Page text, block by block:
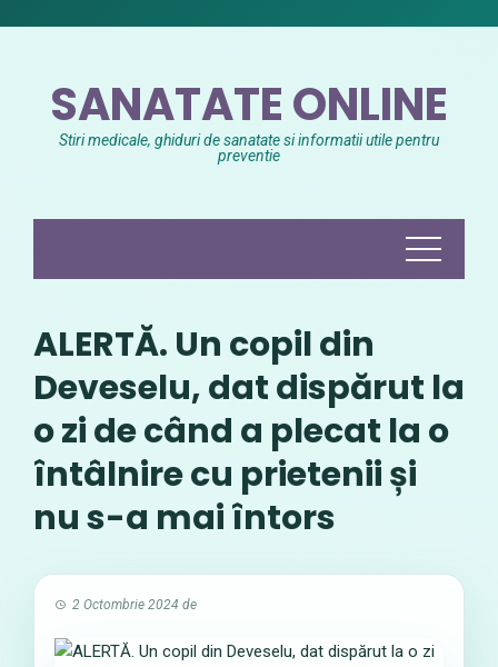
SANATATE ONLINE
Stiri medicale, ghiduri de sanatate si informatii utile pentru
preventie
ALERTĂ. Un copil din
Deveselu, dat dispărut la
o zi de când a plecat la o
întâlnire cu prietenii și
nu s-a mai întors
2 Octombrie 2024 de